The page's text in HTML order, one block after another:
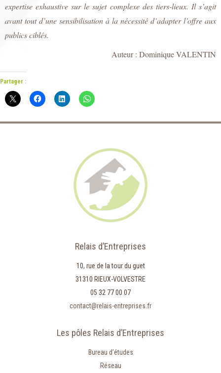
expertise exhaustive sur le sujet complexe des tiers-lieux. Il s’agit
avant tout d’une sensibilisation à la nécessité d’adapter l’offre aux
publics ciblés.
Auteur : Dominique VALENTIN
Partager :
Relais d’Entreprises
10, rue de la tour du guet
31310 RIEUX-VOLVESTRE
05 32 77 00 07
contact@relais-entreprises.fr
Les pôles Relais d’Entreprises
Bureau d’études
Réseau